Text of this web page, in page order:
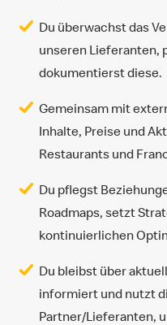
Du überwachst das
unseren Lieferanten,
dokumentierst diese.
Gemeinsam mit
Inhalte, Preise und
Restaurants und
Du pflegst
Roadmaps, setzt
kontinuierlichen
Du bleibst über
informiert und nutzt
Partner/Lieferanten,